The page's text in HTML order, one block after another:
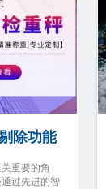
除功能
重要的角
过先进的智